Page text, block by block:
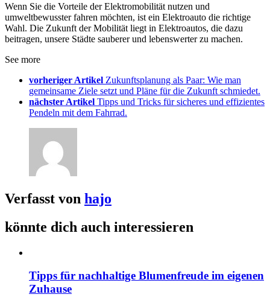
Wenn Sie die Vorteile der Elektromobilität nutzen und
umweltbewusster fahren möchten, ist ein Elektroauto die richtige
Wahl. Die Zukunft der Mobilität liegt in Elektroautos, die dazu
beitragen, unsere Städte sauberer und lebenswerter zu machen.
See more
vorheriger Artikel Zukunftsplanung als Paar: Wie man
gemeinsame Ziele setzt und Pläne für die Zukunft schmiedet.
nächster Artikel Tipps und Tricks für sicheres und effizientes
Pendeln mit dem Fahrrad.
Verfasst von hajo
könnte dich auch interessieren
Tipps für nachhaltige Blumenfreude im eigenen
Zuhause